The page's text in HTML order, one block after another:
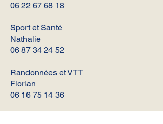
06 22 67 68 18
Sport et Santé
Nathalie
06 87 34 24 52
Randonnées et VTT
Florian
06 16 75 14 36